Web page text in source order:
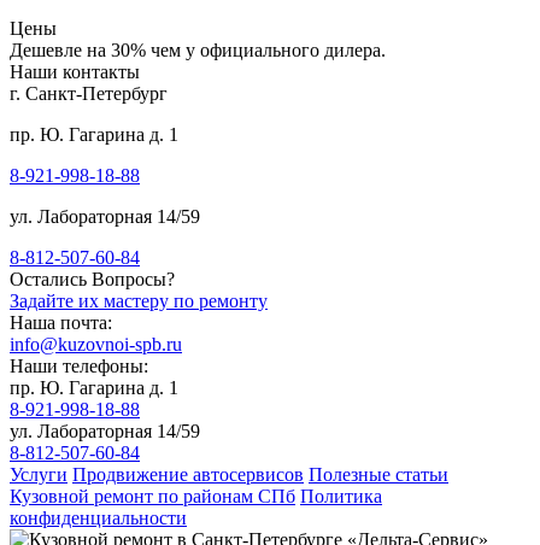
Цены
Дешевле на 30% чем у официального дилера.
Наши контакты
г. Санкт-Петербург
пр. Ю. Гагарина д. 1
8-921-998-18-88
ул. Лабораторная 14/59
8-812-507-60-84
Остались Вопросы?
Задайте их мастеру по ремонту
Наша почта:
info@kuzovnoi-spb.ru
Наши телефоны:
пр. Ю. Гагарина д. 1
8-921-998-18-88
ул. Лабораторная 14/59
8-812-507-60-84
Услуги Продвижение автосервисов Полезные статьи
Кузовной ремонт по районам СПб Политика
конфиденциальности